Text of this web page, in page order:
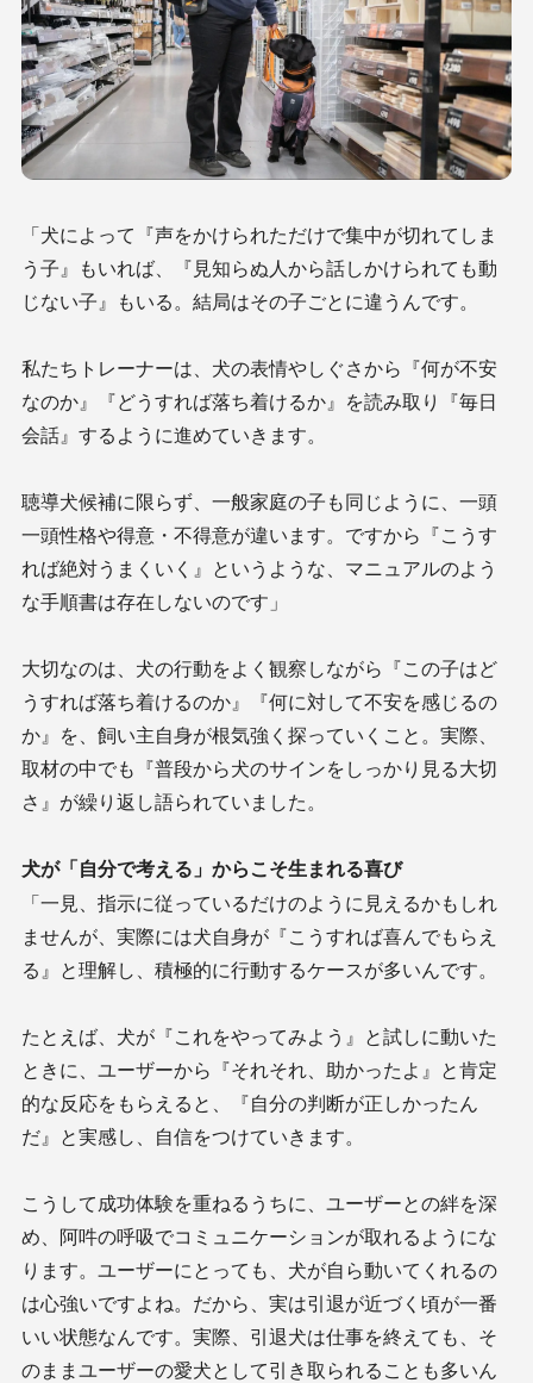
「犬によって『声をかけられただけで集中が切れてしま
う子』もいれば、『見知らぬ人から話しかけられても動
じない子』もいる。結局はその子ごとに違うんです。
私たちトレーナーは、犬の表情やしぐさから『何が不安
なのか』『どうすれば落ち着けるか』を読み取り『毎日
会話』するように進めていきます。
聴導犬候補に限らず、一般家庭の子も同じように、一頭
一頭性格や得意・不得意が違います。ですから『こうす
れば絶対うまくいく』というような、マニュアルのよう
な手順書は存在しないのです」
大切なのは、犬の行動をよく観察しながら『この子はど
うすれば落ち着けるのか』『何に対して不安を感じるの
か』を、飼い主自身が根気強く探っていくこと。実際、
取材の中でも『普段から犬のサインをしっかり見る大切
さ』が繰り返し語られていました。
犬が「自分で考える」からこそ生まれる喜び
「一見、指示に従っているだけのように見えるかもしれ
ませんが、実際には犬自身が『こうすれば喜んでもらえ
る』と理解し、積極的に行動するケースが多いんです。
たとえば、犬が『これをやってみよう』と試しに動いた
ときに、ユーザーから『それそれ、助かったよ』と肯定
的な反応をもらえると、『自分の判断が正しかったん
だ』と実感し、自信をつけていきます。
こうして成功体験を重ねるうちに、ユーザーとの絆を深
め、阿吽の呼吸でコミュニケーションが取れるようにな
ります。ユーザーにとっても、犬が自ら動いてくれるの
は心強いですよね。だから、実は引退が近づく頃が一番
いい状態なんです。実際、引退犬は仕事を終えても、そ
のままユーザーの愛犬として引き取られることも多いん